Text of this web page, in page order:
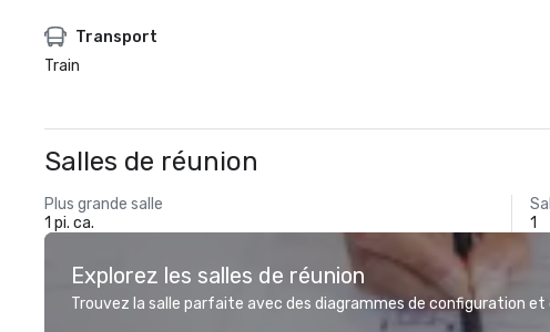
Transport
Train
Salles de réunion
Plus grande salle
1 pi. ca.
1
Explorez les salles de réunion
Trouvez la salle parfaite avec des diagrammes de configuration